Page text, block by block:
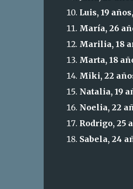
Luis, 19
María, 26
Marilia, 18
Marta, 18
Miki, 22
Natalia, 19
Noelia, 22
Rodrigo, 25
Sabela, 24